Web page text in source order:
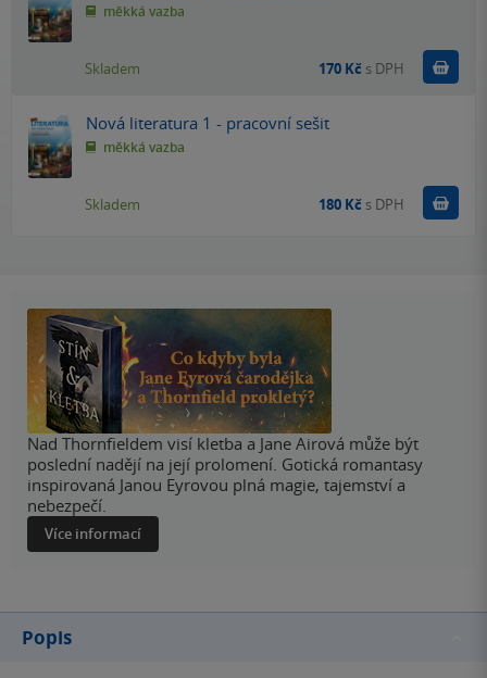
měkká vazba
Skladem 170 Kč s DPH
Nová literatura 1 - pracovní sešit
měkká vazba
Skladem 180 Kč s DPH
Nad Thornfieldem visí kletba a Jane Airová může být
poslední nadějí na její prolomení. Gotická romantasy
inspirovaná Janou Eyrovou plná magie, tajemství a
nebezpečí.
Více informací
Popis